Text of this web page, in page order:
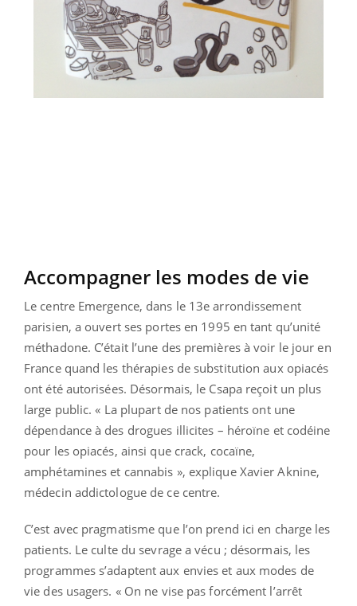
Accompagner les modes de vie
Le centre Emergence, dans le 13e arrondissement
parisien, a ouvert ses portes en 1995 en tant qu’unité
méthadone. C’était l’une des premières à voir le jour en
France quand les thérapies de substitution aux opiacés
ont été autorisées. Désormais, le Csapa reçoit un plus
large public. « La plupart de nos patients ont une
dépendance à des drogues illicites – héroïne et codéine
pour les opiacés, ainsi que crack, cocaïne,
amphétamines et cannabis », explique Xavier Aknine,
médecin addictologue de ce centre.
C’est avec pragmatisme que l’on prend ici en charge les
patients. Le culte du sevrage a vécu ; désormais, les
programmes s’adaptent aux envies et aux modes de
vie des usagers. « On ne vise pas forcément l’arrêt